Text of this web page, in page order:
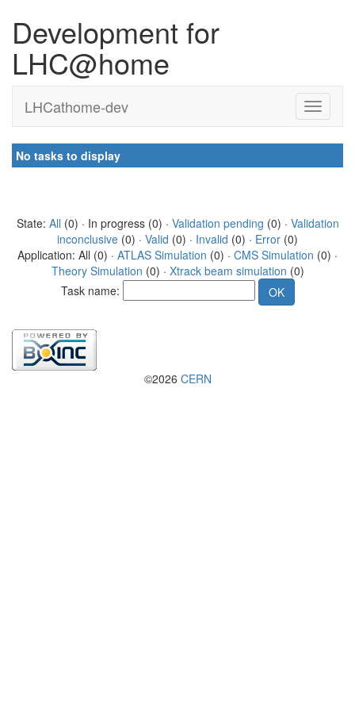
Development for
LHC@home
LHCathome-dev
No tasks to display
State: All (0) · In progress (0) · Validation pending (0) · Validation
inconclusive (0) · Valid (0) · Invalid (0) · Error (0)
Application: All (0) · ATLAS Simulation (0) · CMS Simulation (0) ·
Theory Simulation (0) · Xtrack beam simulation (0)
Task name:
©2026 CERN